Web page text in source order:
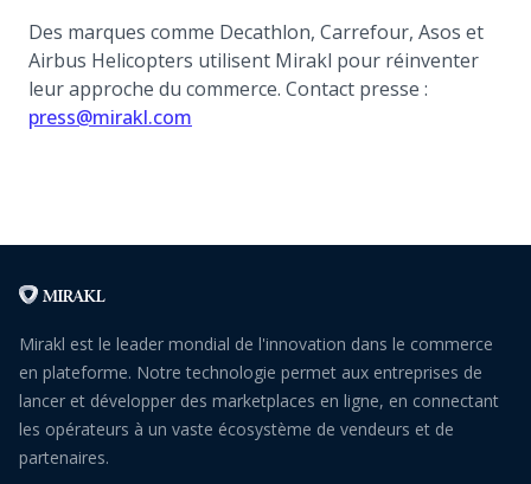
Des marques comme Decathlon, Carrefour, Asos et
Airbus Helicopters utilisent Mirakl pour réinventer
leur approche du commerce. Contact presse :
press@mirakl.com
Mirakl est le leader mondial de l'innovation dans le commerce
en plateforme. Notre technologie permet aux entreprises de
lancer et développer des marketplaces en ligne, en connectant
les opérateurs à un vaste écosystème de vendeurs et de
partenaires.